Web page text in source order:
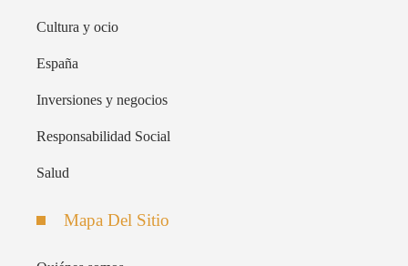
Cultura y ocio
España
Inversiones y negocios
Responsabilidad Social
Salud
Mapa Del Sitio